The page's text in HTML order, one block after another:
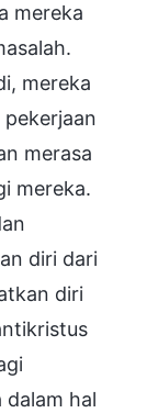
mereka
mereka
merasa
mereka.
diri dari
diri
dalam hal